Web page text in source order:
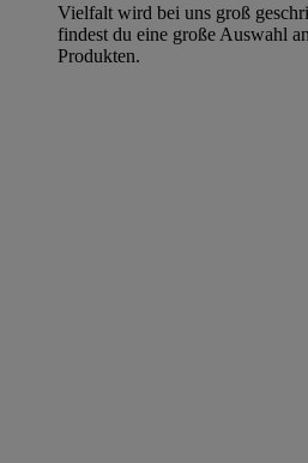
Vielfalt wird bei uns groß
findest du eine große Auswahl
Produkten.